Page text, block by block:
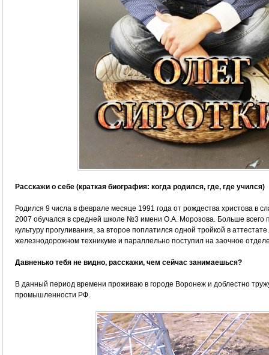
Расскажи о себе (краткая биография: когда родился, где, где учился)
Родился 9 числа в феврале месяце 1991 года от рождества христова в
2007 обучался в средней школе №3 имени О.А. Морозова. Больше всего
культуру прогуливания, за второе поплатился одной тройкой в
железнодорожном техникуме и параллельно поступил на заочное
Давненько тебя не видно, расскажи, чем сейчас занимаешься?
В данный период времени проживаю в городе Воронеж и доблестно
промышленности РФ.